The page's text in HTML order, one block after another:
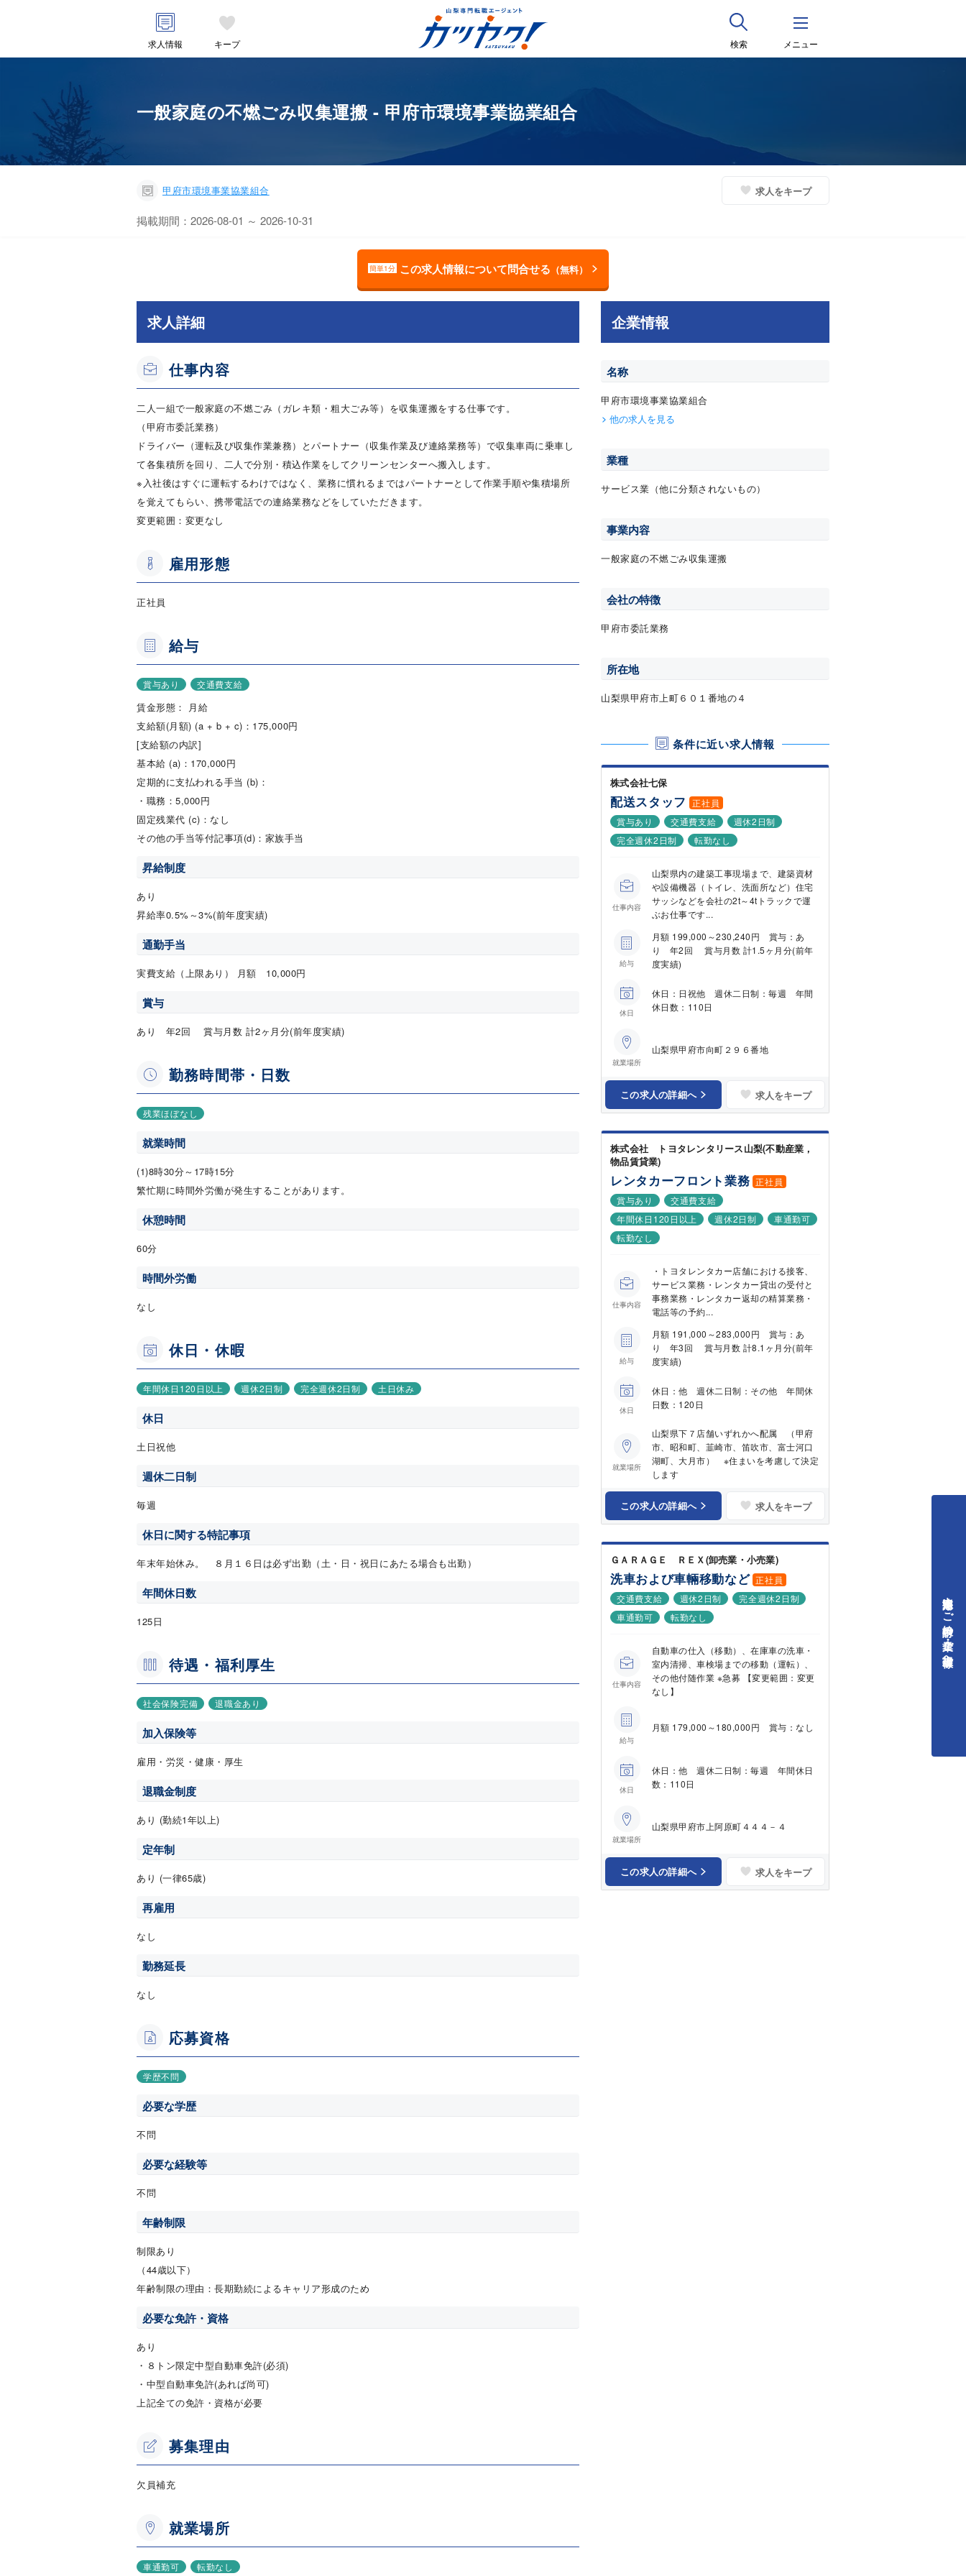
求人情報 キープ 検索 メニュー
一般家庭の不燃ごみ収集運搬 - 甲府市環境事業協業組合
甲府市環境事業協業組合 求人をキープ
掲載期間：2026-08-01 ～ 2026-10-31
簡単1分 この求人情報について問合せる （無料）
求人詳細
仕事内容
二人一組で一般家庭の不燃ごみ（ガレキ類・粗大ごみ等）を収集運搬をする仕事です。
（甲府市委託業務）
ドライバー（運転及び収集作業兼務）とパートナー（収集作業及び連絡業務等）で収集車両に乗車し
て各集積所を回り、二人で分別・積込作業をしてクリーンセンターへ搬入します。
※入社後はすぐに運転するわけではなく、業務に慣れるまではパートナーとして作業手順や集積場所
を覚えてもらい、携帯電話での連絡業務などをしていただきます。
変更範囲：変更なし
雇用形態
正社員
給与
賞与あり 交通費支給
賃金形態： 月給
支給額(月額) (a + b + c)：175,000円
[支給額の内訳]
基本給 (a)：170,000円
定期的に支払われる手当 (b)：
・職務：5,000円
固定残業代 (c)：なし
その他の手当等付記事項(d)：家族手当
昇給制度
あり
昇給率0.5%～3%(前年度実績)
通勤手当
実費支給（上限あり） 月額 10,000円
賞与
あり 年2回 賞与月数 計2ヶ月分(前年度実績)
勤務時間帯・日数
残業ほぼなし
就業時間
(1)8時30分～17時15分
繁忙期に時間外労働が発生することがあります。
休憩時間
60分
時間外労働
なし
休日・休暇
年間休日120日以上 週休2日制 完全週休2日制 土日休み
休日
土日祝他
週休二日制
毎週
休日に関する特記事項
年末年始休み。 ８月１６日は必ず出勤（土・日・祝日にあたる場合も出勤）
年間休日数
125日
待遇・福利厚生
社会保険完備 退職金あり
加入保険等
雇用・労災・健康・厚生
退職金制度
あり (勤続1年以上)
定年制
あり (一律65歳)
再雇用
なし
勤務延長
なし
応募資格
学歴不問
必要な学歴
不問
必要な経験等
不問
年齢制限
制限あり
（44歳以下）
年齢制限の理由：長期勤続によるキャリア形成のため
必要な免許・資格
あり
・８トン限定中型自動車免許(必須)
・中型自動車免許(あれば尚可)
上記全ての免許・資格が必要
募集理由
欠員補充
就業場所
車通勤可 転勤なし
企業情報
名称
甲府市環境事業協業組合
他の求人を見る
業種
サービス業（他に分類されないもの）
事業内容
一般家庭の不燃ごみ収集運搬
会社の特徴
甲府市委託業務
所在地
山梨県甲府市上町６０１番地の４
条件に近い求人情報
株式会社七保
配送スタッフ 正社員
賞与あり
交通費支給
週休2日制
完全週休2日制
転勤なし
仕事内容
山梨県内の建築工事現場まで、建築資材
や設備機器（トイレ、洗面所など）住宅
サッシなどを会社の2t～4tトラックで運
ぶお仕事です...
給与
月額 199,000～230,240円 賞与：あ
り 年2回 賞与月数 計1.5ヶ月分(前年
度実績)
休日
休日：日祝他 週休二日制：毎週 年間
休日数：110日
就業場所
山梨県甲府市向町２９６番地
この求人の詳細へ 求人をキープ
株式会社 トヨタレンタリース山梨(不動産業，
物品賃貸業)
レンタカーフロント業務 正社員
賞与あり
交通費支給
年間休日120日以上
週休2日制
車通勤可
転勤なし
仕事内容
・トヨタレンタカー店舗における接客、
サービス業務・レンタカー貸出の受付と
事務業務・レンタカー返却の精算業務・
電話等の予約...
給与
月額 191,000～283,000円 賞与：あ
り 年3回 賞与月数 計8.1ヶ月分(前年
度実績)
休日
休日：他 週休二日制：その他 年間休
日数：120日
就業場所
山梨県下７店舗いずれかへ配属 （甲府
市、昭和町、韮崎市、笛吹市、富士河口
湖町、大月市） ※住まいを考慮して決定
します
この求人の詳細へ 求人をキープ
ＧＡＲＡＧＥ ＲＥＸ(卸売業・小売業)
洗車および車輛移動など 正社員
交通費支給
週休2日制
完全週休2日制
車通勤可
転勤なし
仕事内容
自動車の仕入（移動）、在庫車の洗車・
室内清掃、車検場までの移動（運転）、
その他付随作業 ※急募 【変更範囲：変更
なし】
給与
月額 179,000～180,000円 賞与：なし
休日
休日：他 週休二日制：毎週 年間休日
数：110日
就業場所
山梨県甲府市上阿原町４４４－４
この求人の詳細へ 求人をキープ
中途採用をご検討中の企業・ご担当者様へ